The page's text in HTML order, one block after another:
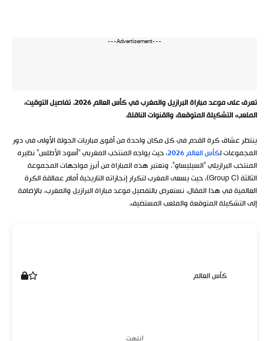
---Advertisement---
تعرف على موعد مباراة البرازيل والمغرب في كأس العالم 2026. تفاصيل التوقيت،
الملعب، التشكيلة المتوقعة، والقنوات الناقلة.
ينتظر عشاق كرة القدم في كل مكان واحدة من أقوى مباريات الجولة الأولى في دور
المجموعات لكأس العالم 2026
، حيث يواجه المنتخب المغربي “أسود الأطلس” نظيره
المنتخب البرازيلي “السيليساو”. وتعتبر هذه المباراة من أبرز مواجهات المجموعة
الثالثة (Group C)، حيث يسعى المغرب لتكرار إنجازاته التاريخية أمام عمالقة الكرة
العالمية في هذا المقال، نستعرض بالتفصيل موعد مباراة البرازيل والمغرب، بالإضافة
إلى التشكيلة المتوقعة والملعب المستضيف.
كأس العالم